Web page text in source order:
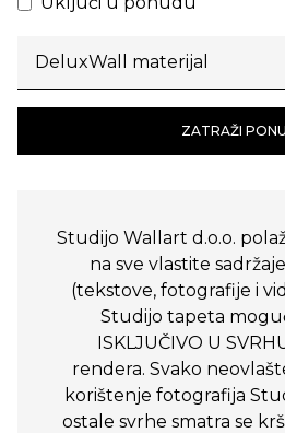
ZATRAŽI
Studijo Wallart d.o.o.
na sve vlastite
(tekstove, fotografije i
Studijo tapeta
ISKLJUČIVO U
rendera. Svako
korištenje fotografija
ostale svrhe smatra se